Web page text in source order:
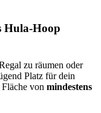
Hula-Hoop
zu räumen oder
Platz für dein
von mindestens